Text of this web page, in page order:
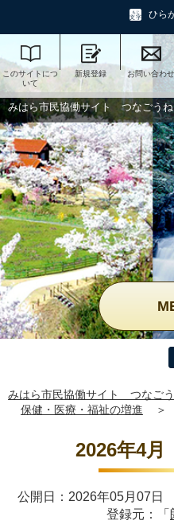
ひら
このサイトにつ
いて
新規登録 お問い合わせ
みはら市民協働サイト つなごうね
みはら市民協働サイト つなご
保健・医療・福祉の増進
＞
2026年4
公開日：2026年05月07日
登録元：「